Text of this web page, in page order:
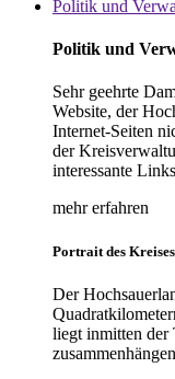
Politik und
Politik und
Sehr geehrte
Website, der
Internet-Seiten
der
interessante
mehr erfahren
Portrait des Kreises
Der
liegt inmitten der